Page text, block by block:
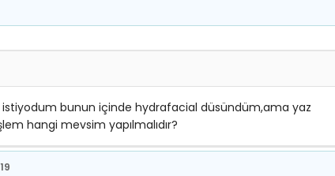
istiyodum bunun içinde hydrafacial düsündüm,ama yaz
hangi mevsim yapılmalıdır?